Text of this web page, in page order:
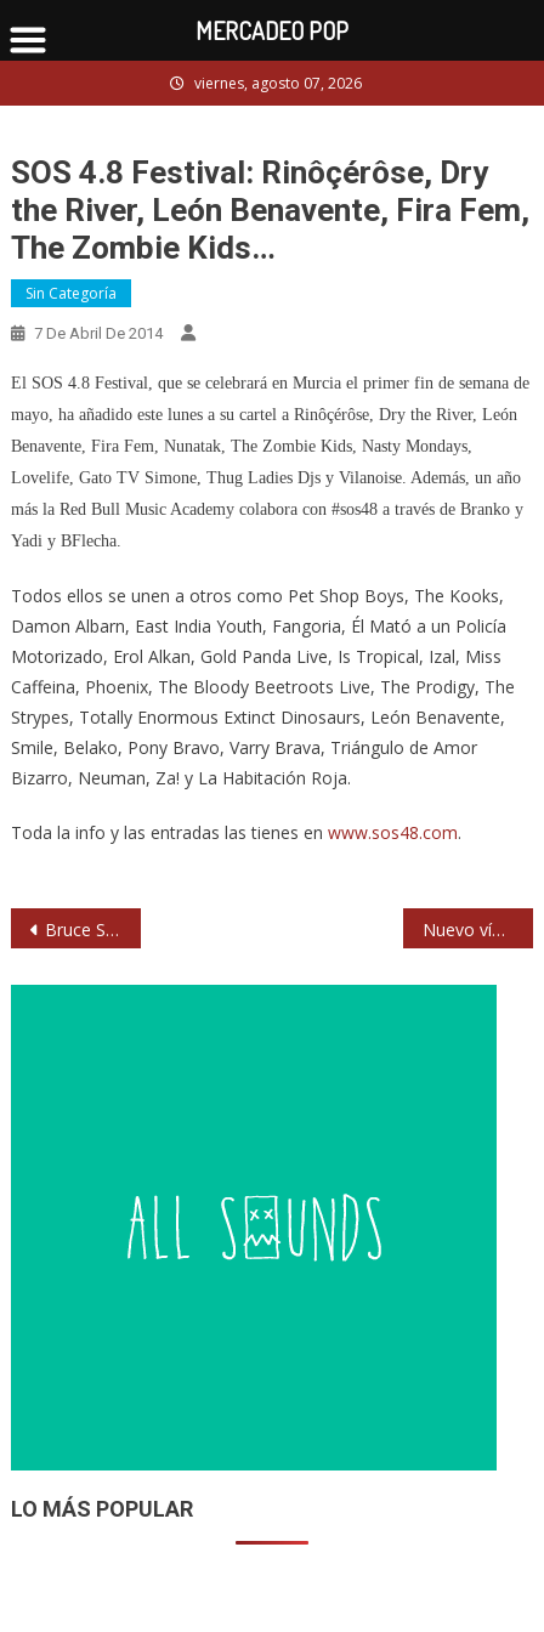
to
viernes, agosto 07, 2026
SOS 4.8 Festival: Rinôçérôse, Dry
the River, León Benavente, Fira Fem,
The Zombie Kids…
Sin Categoría
7 De Abril De 2014
El SOS 4.8 Festival, que se celebrará en Murcia el primer fin de semana de
mayo, ha añadido este lunes a su cartel a Rinôçérôse, Dry the River, León
Benavente, Fira Fem, Nunatak, The Zombie Kids, Nasty Mondays,
Lovelife, Gato TV Simone, Thug Ladies Djs y Vilanoise. Además, un año
más la Red Bull Music Academy colabora con #sos48 a través de Branko y
Yadi y BFlecha.
Todos ellos se unen a otros como Pet Shop Boys, The Kooks,
Damon Albarn, East India Youth, Fangoria, Él Mató a un Policía
Motorizado, Erol Alkan, Gold Panda Live, Is Tropical, Izal, Miss
Caffeina, Phoenix, The Bloody Beetroots Live, The Prodigy, The
Strypes, Totally Enormous Extinct Dinosaurs, León Benavente,
Smile, Belako, Pony Bravo, Varry Brava, Triángulo de Amor
Bizarro, Neuman, Za! y La Habitación Roja.
Toda la info y las entradas las tienes en www.sos48.com.
Navegación
Bruce Springsteen & The E Street Band destrozan el ‘Jump’ de Van Halen Nuevo vídeo de Sidonie: ‘Sierra y Canadá’
LO MÁS POPULAR
MERCADEO POP